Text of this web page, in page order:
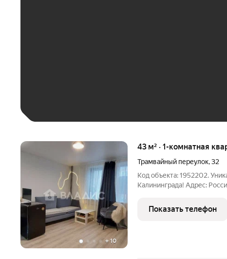
+ 10
43 м² · 1-комнатная
Трамвайный переулок,32
Код объекта: 1952202. Уникальное предложение в самом сердце
Калининграда! Адрес: Россия, Калининград, Трамвайный переулок,
это предложение настоящая находка для тех, кто ищет
комфортное
Показать телефон